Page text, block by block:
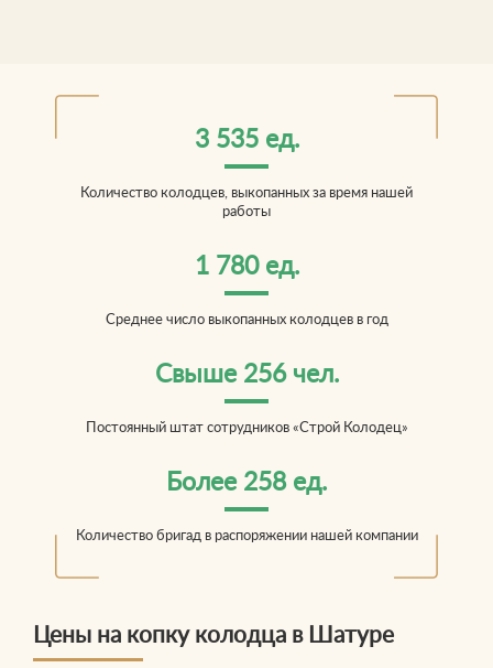
3 535 ед.
Количество колодцев, выкопанных за время нашей
работы
1 780 ед.
Среднее число выкопанных колодцев в год
Свыше 256 чел.
Постоянный штат сотрудников «Строй Колодец»
Более 258 ед.
Количество бригад в распоряжении нашей компании
Цены на копку колодца в Шатуре